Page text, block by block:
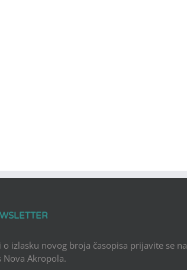
izlasku novog broja časopisa prijavite se na
Nova Akropola.